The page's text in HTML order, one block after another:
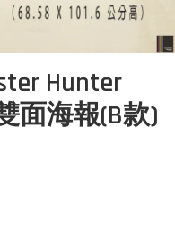
Hunter
面海報(B款)